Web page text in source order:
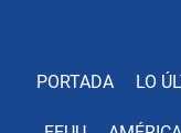
PORTADA LO